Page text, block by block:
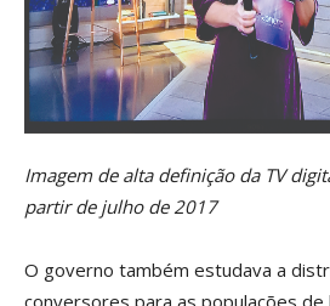
Imagem de alta definição da TV
partir de julho de 2017
O governo também estudava a
conversores para as populações de